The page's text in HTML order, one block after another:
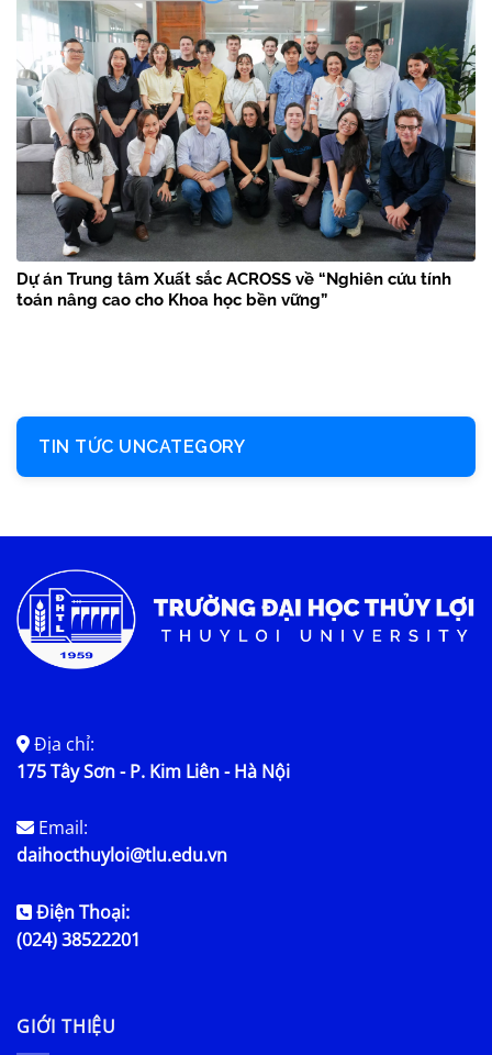
Dự án Trung tâm Xuất sắc ACROSS về “Nghiên cứu tính
toán nâng cao cho Khoa học bền vững”
TIN TỨC UNCATEGORY
Địa chỉ:
175 Tây Sơn - P. Kim Liên - Hà Nội
Email:
daihocthuyloi@tlu.edu.vn
Điện Thoại:
(024) 38522201
GIỚI THIỆU